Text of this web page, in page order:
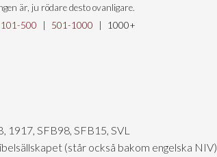
är, ju rödare desto ovanligare.
101-500 501-1000 1000+
1917, SFB98, SFB15, SVL
(står också bakom engelska NIV)